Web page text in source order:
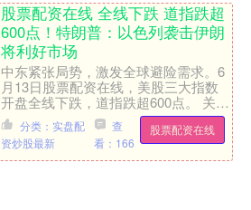
股票配资在线 全线下跌 道指跌超
600点！特朗普：以色列袭击伊朗
将利好市场
中东紧张局势，激发全球避险需求。6
月13日股票配资在线，美股三大指数
开盘全线下跌，道指跌超600点。 关于
中东局势，最新消息显示，13日以色
列在伊朗德黑兰发动的....股票配资在线
分类：实盘配
资炒股最新
查
看：166